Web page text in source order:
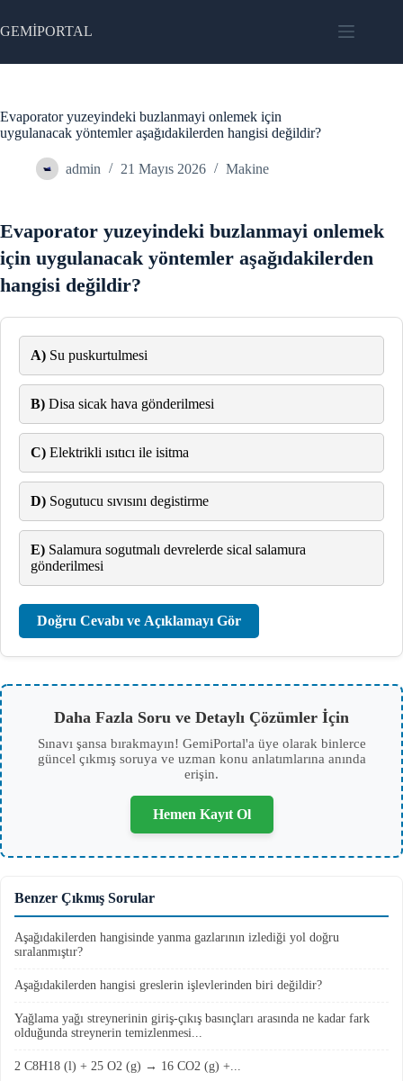
to
content
GEMİPORTAL
Evaporator yuzeyindeki buzlanmayi onlemek için
uygulanacak yöntemler aşağıdakilerden hangisi değildir?
admin 21 Mayıs 2026 Makine
Evaporator yuzeyindeki buzlanmayi onlemek
için uygulanacak yöntemler aşağıdakilerden
hangisi değildir?
A) Su puskurtulmesi
B) Disa sicak hava gönderilmesi
C) Elektrikli ısıtıcı ile isitma
D) Sogutucu sıvısını degistirme
E) Salamura sogutmalı devrelerde sical salamura
gönderilmesi
Doğru Cevabı ve Açıklamayı Gör
Daha Fazla Soru ve Detaylı Çözümler İçin
Sınavı şansa bırakmayın! GemiPortal'a üye olarak binlerce
güncel çıkmış soruya ve uzman konu anlatımlarına anında
erişin.
Hemen Kayıt Ol
Benzer Çıkmış Sorular
Aşağıdakilerden hangisinde yanma gazlarının izlediği yol doğru
sıralanmıştır?
Aşağıdakilerden hangisi greslerin işlevlerinden biri değildir?
Yağlama yağı streynerinin giriş-çıkış basınçları arasında ne kadar fark
olduğunda streynerin temizlenmesi...
2 C8H18 (l) + 25 O2 (g) → 16 CO2 (g) +...